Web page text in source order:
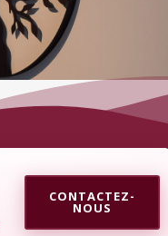
CONTACTEZ-
NOUS